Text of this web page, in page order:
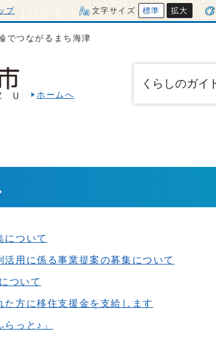
プ 文字サイズ 標準 拡大
でつながるまち海津
ホームへ
くらしのガイ
について
活用に係る事業提案の募集について
ついて
た方に移住支援金を支給します
っと♪」